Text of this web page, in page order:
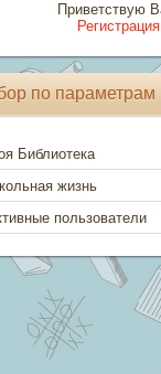
Приветствую
Регистрация
по параметрам
Библиотека
жизнь
пользователи